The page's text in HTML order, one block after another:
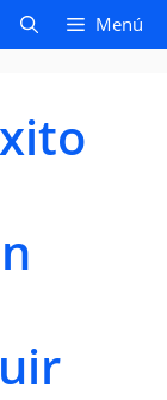
Menú